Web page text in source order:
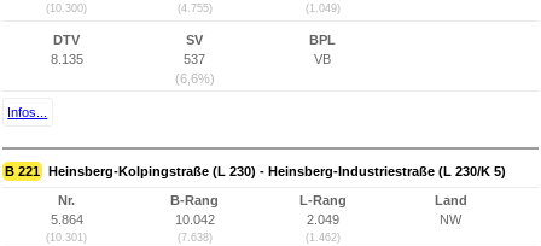
(10.300) (4.755) (1.049)
DTV
8.135
SV
537
(6,6%)
BPL
VB
Infos...
B 221 Heinsberg-Kolpingstraße (L 230) - Heinsberg-Industriestraße (L 230/K 5)
Nr.
5.864
(10.301)
B-Rang
10.042
(7.638)
L-Rang
2.049
(1.462)
Land
NW